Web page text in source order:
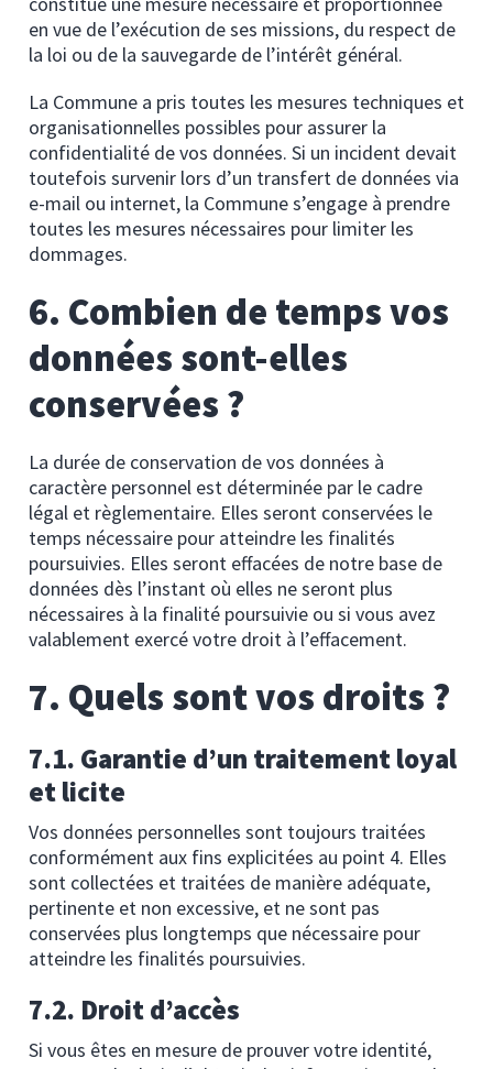
en vue de l’exécution de ses missions, du respect de
la loi ou de la sauvegarde de l’intérêt général.
La Commune a pris toutes les mesures techniques et
organisationnelles possibles pour assurer la
confidentialité de vos données. Si un incident devait
toutefois survenir lors d’un transfert de données via
e-mail ou internet, la Commune s’engage à prendre
toutes les mesures nécessaires pour limiter les
dommages.
6. Combien de temps vos
données sont-elles
conservées ?
La durée de conservation de vos données à
caractère personnel est déterminée par le cadre
légal et règlementaire. Elles seront conservées le
temps nécessaire pour atteindre les finalités
poursuivies. Elles seront effacées de notre base de
données dès l’instant où elles ne seront plus
nécessaires à la finalité poursuivie ou si vous avez
valablement exercé votre droit à l’effacement.
7. Quels sont vos droits ?
7.1. Garantie d’un traitement loyal
et licite
Vos données personnelles sont toujours traitées
conformément aux fins explicitées au point 4. Elles
sont collectées et traitées de manière adéquate,
pertinente et non excessive, et ne sont pas
conservées plus longtemps que nécessaire pour
atteindre les finalités poursuivies.
7.2. Droit d’accès
Si vous êtes en mesure de prouver votre identité,